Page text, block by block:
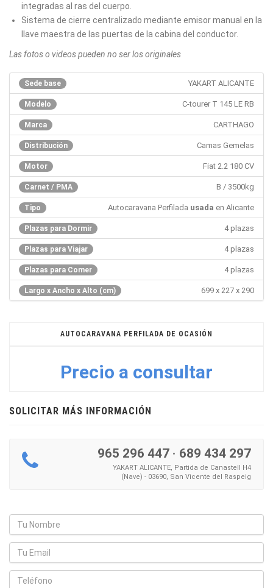
integradas al ras del cuerpo.
Sistema de cierre centralizado mediante emisor manual en la
llave maestra de las puertas de la cabina del conductor.
Las fotos o videos pueden no ser los originales
Sede base YAKART ALICANTE
Modelo C-tourer T 145 LE RB
Marca CARTHAGO
Distribución Camas Gemelas
Motor Fiat 2.2 180 CV
Carnet / PMA B / 3500kg
Tipo Autocaravana Perfilada usada en Alicante
Plazas para Dormir 4 plazas
Plazas para Viajar 4 plazas
Plazas para Comer 4 plazas
Largo x Ancho x Alto (cm) 699 x 227 x 290
AUTOCARAVANA PERFILADA DE OCASIÓN
Precio a consultar
SOLICITAR MÁS INFORMACIÓN
965 296 447 · 689 434 297
YAKART ALICANTE, Partida de Canastell H4
(Nave) - 03690, San Vicente del Raspeig